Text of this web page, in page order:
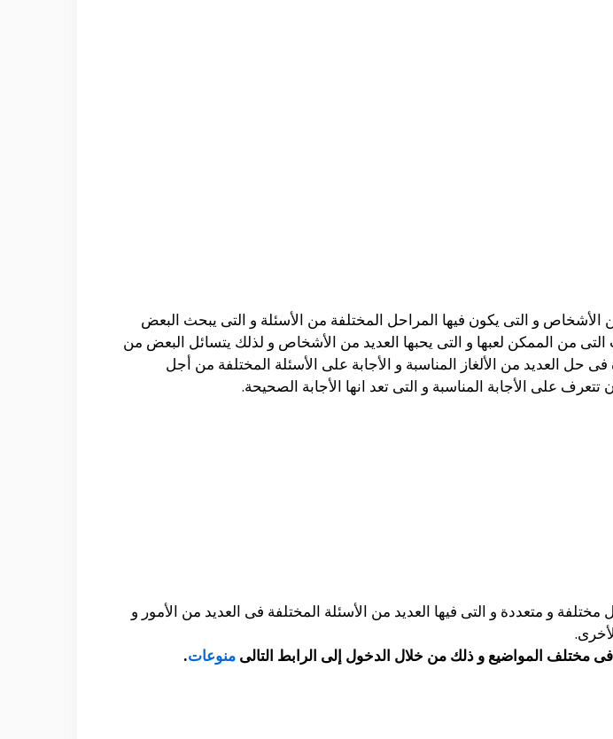
الأشخاص و التى يكون فيها المراحل المختلفة من الأسئلة و التى يبحث البعض
من الممكن لعبها و التى يحبها العديد من الأشخاص و لذلك يتسائل البعض من
حل العديد من الألغاز المناسبة و الأجابة على الأسئلة المختلفة من أجل
على الأجابة المناسبة و التى تعد انها الأجابة الصحيحة.
و متعددة و التى فيها العديد من الأسئلة المختلفة فى العديد من الأمور و
مختلف المواضيع و ذلك من خلال الدخول إلى الرابط التالى منوعات.